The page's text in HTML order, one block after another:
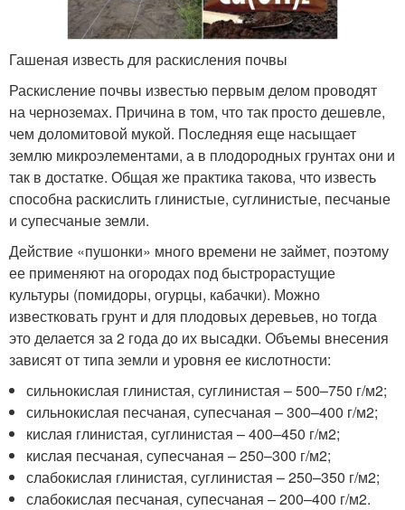
Гашеная известь для раскисления почвы
Раскисление почвы известью первым делом проводят
на черноземах. Причина в том, что так просто дешевле,
чем доломитовой мукой. Последняя еще насыщает
землю микроэлементами, а в плодородных грунтах они и
так в достатке. Общая же практика такова, что известь
способна раскислить глинистые, суглинистые, песчаные
и супесчаные земли.
Действие «пушонки» много времени не займет, поэтому
ее применяют на огородах под быстрорастущие
культуры (помидоры, огурцы, кабачки). Можно
известковать грунт и для плодовых деревьев, но тогда
это делается за 2 года до их высадки. Объемы внесения
зависят от типа земли и уровня ее кислотности:
сильнокислая глинистая, суглинистая – 500–750 г/м2;
сильнокислая песчаная, супесчаная – 300–400 г/м2;
кислая глинистая, суглинистая – 400–450 г/м2;
кислая песчаная, супесчаная – 250–300 г/м2;
слабокислая глинистая, суглинистая – 250–350 г/м2;
слабокислая песчаная, супесчаная – 200–400 г/м2.